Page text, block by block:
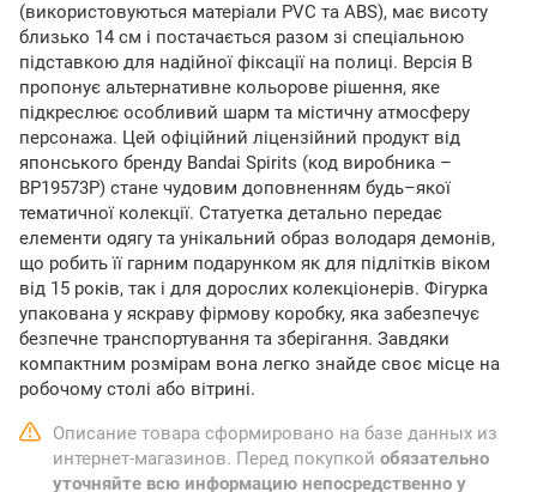
(використовуються матеріали PVC та ABS), має висоту
близько 14 см і постачається разом зі спеціальною
підставкою для надійної фіксації на полиці. Версія B
пропонує альтернативне кольорове рішення, яке
підкреслює особливий шарм та містичну атмосферу
персонажа. Цей офіційний ліцензійний продукт від
японського бренду Bandai Spirits (код виробника –
BP19573P) стане чудовим доповненням будь–якої
тематичної колекції. Статуетка детально передає
елементи одягу та унікальний образ володаря демонів,
що робить її гарним подарунком як для підлітків віком
від 15 років, так і для дорослих колекціонерів. Фігурка
упакована у яскраву фірмову коробку, яка забезпечує
безпечне транспортування та зберігання. Завдяки
компактним розмірам вона легко знайде своє місце на
робочому столі або вітрині.
Описание товара сформировано на базе данных из
интернет-магазинов. Перед покупкой обязательно
уточняйте всю информацию непосредственно у